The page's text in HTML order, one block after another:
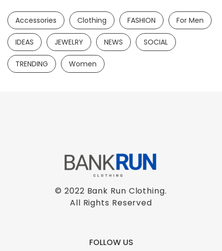
Accessories Clothing FASHION For Men
IDEAS JEWELRY NEWS SOCIAL
TRENDING Women
© 2022 Bank Run Clothing.
All Rights Reserved
FOLLOW US